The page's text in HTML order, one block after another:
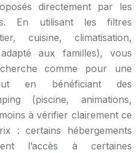
directement par les
En utilisant les filtres
cuisine, climatisation,
aux familles), vous
comme pour une
en bénéficiant des
(piscine, animations,
à vérifier clairement ce
: certains hébergements
l’accès à certaines